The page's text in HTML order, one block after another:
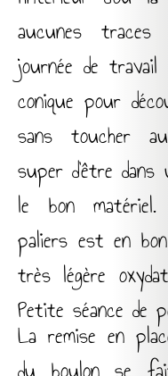
aucunes traces
journée de travail
conique pour
sans toucher
super d’être
le bon matériel.
paliers est en
très légère
Petite séance de
La remise en